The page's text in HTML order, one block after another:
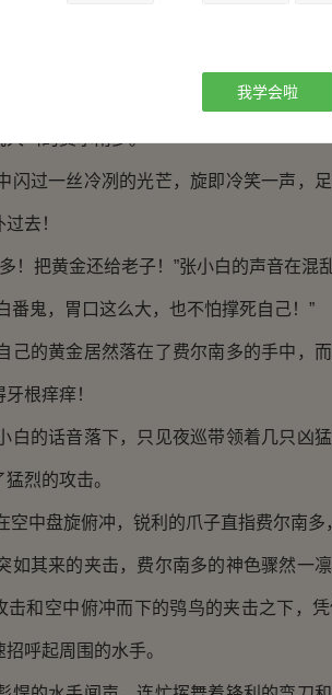
那些突然跳上船来的凶猛武士。
的压力，水手们不禁有些顾此失彼，
中，张小白解决完主船上的水源后，
叫的费尔南多。
一丝冷冽的光芒，旋即冷笑一声，足
去！
把黄金还给老子！”张小白的声音在混
番鬼，胃口这么大，也不怕撑死自己！”
黄金居然落在了费尔南多的手中，而
根痒痒！
话音落下，只见夜巡带领着几只凶猛
烈的攻击。
盘旋俯冲，锐利的爪子直指费尔南多
来的夹击，费尔南多的神色骤然一凛
击和空中俯冲而下的鸮鸟的夹击之下，
呼起周围的水手。
我学会啦